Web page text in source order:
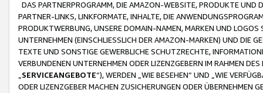
DAS PARTNERPROGRAMM, DIE AMAZON-WEBSITE, PRODUKTE UND
PARTNER-LINKS, LINKFORMATE, INHALTE, DIE
PRODUKTWERBUNG, UNSERE DOMAIN-NAMEN, MARKEN UND
UNTERNEHMEN (EINSCHLIESSLICH DER AMAZON-MARKEN) UND DIE
TEXTE UND SONSTIGE GEWERBLICHE SCHUTZRECHTE,
VERBUNDENEN UNTERNEHMEN ODER LIZENZGEBERN IM RAHMEN
SERVICEANGEBOTE“), WERDEN „WIE BESEHEN“ UND „WIE
ODER LIZENZGEBER MACHEN ZUSICHERUNGEN ODER ÜBERNEHMEN